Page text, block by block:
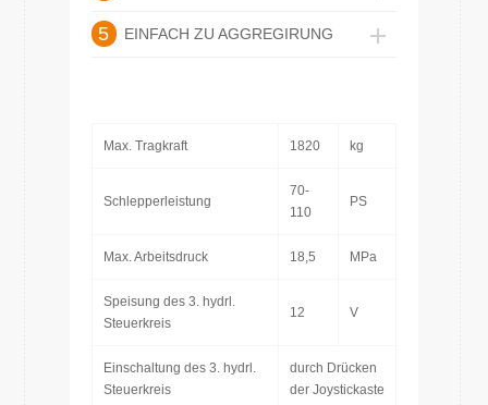
5 EINFACH ZU AGGREGIRUNG
Max. Tragkraft 1820 kg
Schlepperleistung
70-
110
PS
Max. Arbeitsdruck 18,5 MPa
Speisung des 3. hydrl.
Steuerkreis
12 V
Einschaltung des 3. hydrl.
Steuerkreis
durch Drücken
der Joystickaste